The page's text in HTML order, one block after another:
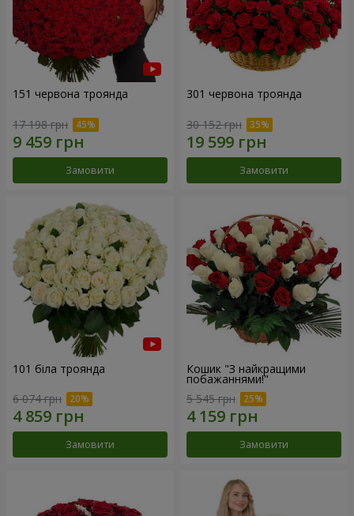
151 червона троянда
17 198 грн
Замовити
301 червона троянда
30 152 грн
Замовити
101 біла троянда
6 074 грн
Замовити
Кошик "З найкращими
побажаннями!"
5 545 грн
Замовити